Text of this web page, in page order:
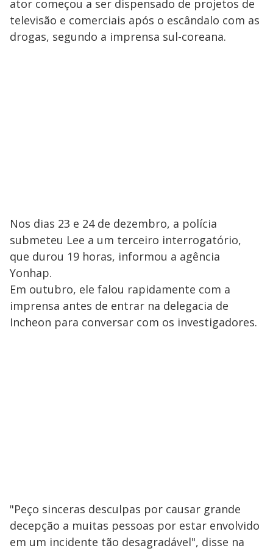
ator começou a ser dispensado de projetos de
televisão e comerciais após o escândalo com as
drogas, segundo a imprensa sul-coreana.
Nos dias 23 e 24 de dezembro, a polícia
submeteu Lee a um terceiro interrogatório,
que durou 19 horas, informou a agência
Yonhap.
Em outubro, ele falou rapidamente com a
imprensa antes de entrar na delegacia de
Incheon para conversar com os investigadores.
"Peço sinceras desculpas por causar grande
decepção a muitas pessoas por estar envolvido
em um incidente tão desagradável", disse na